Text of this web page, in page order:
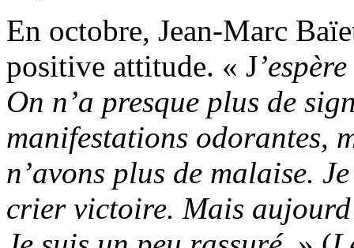
En octobre, Jean-Marc
positive attitude. « J
On n’a presque plus de
manifestations odorantes,
n’avons plus de malaise.
crier victoire. Mais